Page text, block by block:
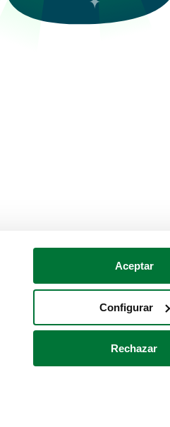
Aceptar
Configurar
Rechazar